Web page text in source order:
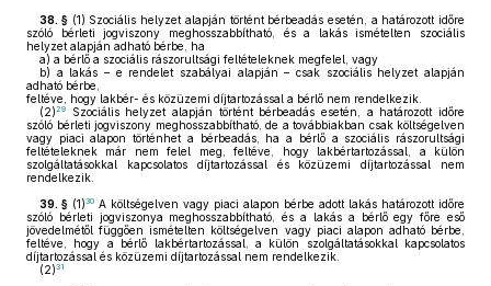
38. § (1) Szociális helyzet alapján történt bérbeadás esetén, a határozott időre
szóló bérleti jogviszony meghosszabbítható, és a lakás ismételten szociális
helyzet alapján adható bérbe, ha
a) a bérlő a szociális rászorultsági feltételeknek megfelel, vagy
b) a lakás – e rendelet szabályai alapján – csak szociális helyzet alapján
adható bérbe,
feltéve, hogy lakbér- és közüzemi díjtartozással a bérlő nem rendelkezik.
(2)29
Szociális helyzet alapján történt bérbeadás esetén, a határozott időre
szóló bérleti jogviszony meghosszabbítható, de a továbbiakban csak költségelven
vagy piaci alapon történhet a bérbeadás, ha a bérlő a szociális rászorultsági
feltételeknek már nem felel meg, feltéve, hogy lakbértartozással, a külön
szolgáltatásokkal kapcsolatos díjtartozással és közüzemi díjtartozással nem
rendelkezik.
39. § (1)30 A költségelven vagy piaci alapon bérbe adott lakás határozott időre
szóló bérleti jogviszonya meghosszabbítható, és a lakás a bérlő egy főre eső
jövedelmétől függően ismételten költségelven vagy piaci alapon adható bérbe,
feltéve, hogy a bérlő lakbértartozással, a külön szolgáltatásokkal kapcsolatos
díjtartozással és közüzemi díjtartozással nem rendelkezik.
(2)31